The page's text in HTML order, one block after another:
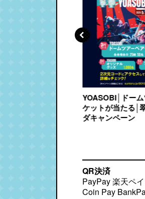
YOASOBI│ドー
ケットが当たる│
ダキャンペーン
QR決済
PayPay 楽天ペイ d払い au PAY メルペイ Alipay+